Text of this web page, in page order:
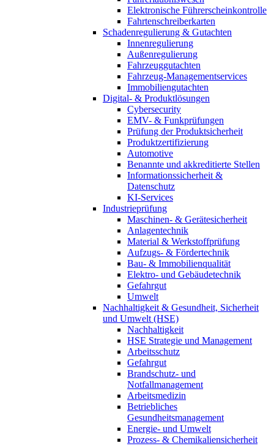
Elektronische Führerscheinkontrolle
Fahrtenschreiberkarten
Schadenregulierung & Gutachten
Innenregulierung
Außenregulierung
Fahrzeuggutachten
Fahrzeug-Managementservices
Immobiliengutachten
Digital- & Produktlösungen
Cybersecurity
EMV- & Funkprüfungen
Prüfung der Produktsicherheit
Produktzertifizierung
Automotive
Benannte und akkreditierte Stellen
Informationssicherheit &
Datenschutz
KI-Services
Industrieprüfung
Maschinen- & Gerätesicherheit
Anlagentechnik
Material & Werkstoffprüfung
Aufzugs- & Fördertechnik
Bau- & Immobilienqualität
Elektro- und Gebäudetechnik
Gefahrgut
Umwelt
Nachhaltigkeit & Gesundheit, Sicherheit
und Umwelt (HSE)
Nachhaltigkeit
HSE Strategie und Management
Arbeitsschutz
Gefahrgut
Brandschutz- und
Notfallmanagement
Arbeitsmedizin
Betriebliches
Gesundheitsmanagement
Energie- und Umwelt
Prozess- & Chemikaliensicherheit